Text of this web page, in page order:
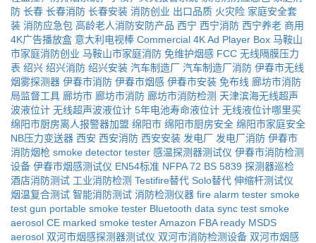
防 长春 长春消防 长春安装 消防创业 出口品质 火灾险 家庭安全套
装 消防应急包 高龄老人消防安防产品 西宁 西宁消防 西宁养老 商用
4K广告播放盒 意大利电视棒 Commercial 4K Ad Player Box 马鞍山
市家庭消防创业 马鞍山市家庭消防 免维护烟感 FCC 无线隔膜压力
表 绍兴 绍兴消防 绍兴安装 汽车制造厂 汽车制造厂消防 伊春市无线
烟雾探测器 伊春市消防 伊春市烟感 伊春市安装 免布线 廊坊市消防
局监督工具 廊坊市 廊坊市消防 廊坊市消防检测 天津滨海无线超声
波液位计 无线超声波液位计 5年电池寿命液位计 无线液位计哪里买
绵阳市厨房离人报警器加盟 绵阳市 绵阳市厨房安全 绵阳市家庭安全
NB压力变送器 西安 西安消防 西安安装 发电厂 发电厂消防 伊春市
消防烟枪 smoke detector tester 感温探测器测试仪 伊春市消防检测
设备 伊春市烟感测试仪 EN54标准 NFPA 72 BS 5839 探测器巡检
酒店消防测试 工业消防检测 Testifire替代 Solo替代 伸缩杆测试仪
烟温复合测试 智能消防测试 消防检测仪器 fire alarm tester smoke
test gun portable smoke tester Bluetooth data sync test smoke
aerosol CE marked smoke testerAmazon FBA ready MSDS
aerosol 双河市烟感探测器测试仪 双河市消防检测设备 双河市烟感